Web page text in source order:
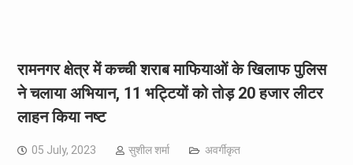
रामनगर क्षेत्र में कच्ची शराब माफियाओं के खिलाफ पुलिस
ने चलाया अभियान, 11 भट्टियों को तोड़ 20 हजार लीटर
लाहन किया नष्ट
05 July, 2023 सुशील शर्मा अवर्गीकृत